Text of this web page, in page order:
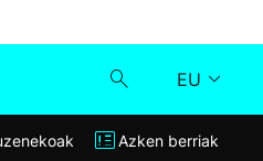
EU
Klisk
Azken berriak